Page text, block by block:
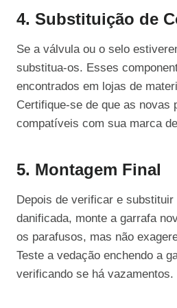
4. Substituição de
Se a válvula ou o selo
substitua-os. Esses
encontrados em lojas de
Certifique-se de que as novas
compatíveis com sua marca
5. Montagem Final
Depois de verificar e substituir
danificada, monte a garrafa
os parafusos, mas não
Teste a vedação enchendo a
verificando se há vazamentos.